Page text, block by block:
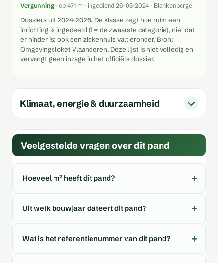
Vergunning · op 471 m · ingediend 26-03-2024 · Blankenberge
Dossiers uit 2024-2026. De klasse zegt hoe ruim een
inrichting is ingedeeld (1 = de zwaarste categorie), niet dat
er hinder is: ook een ziekenhuis valt eronder. Bron:
Omgevingsloket Vlaanderen. Deze lijst is niet volledig en
vervangt geen inzage in het officiële dossier.
Klimaat, energie & duurzaamheid
Veelgestelde vragen over dit pand
Hoeveel m² heeft dit pand?
Uit welk bouwjaar dateert dit pand?
Wat is het referentienummer van dit pand?